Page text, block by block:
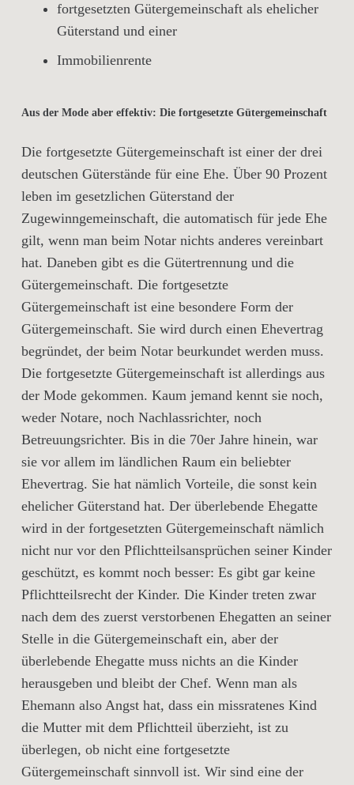
fortgesetzten Gütergemeinschaft als ehelicher
Güterstand und einer
Immobilienrente
Aus der Mode aber effektiv: Die fortgesetzte Gütergemeinschaft
Die fortgesetzte Gütergemeinschaft ist einer der drei
deutschen Güterstände für eine Ehe. Über 90 Prozent
leben im gesetzlichen Güterstand der
Zugewinngemeinschaft, die automatisch für jede Ehe
gilt, wenn man beim Notar nichts anderes vereinbart
hat. Daneben gibt es die Gütertrennung und die
Gütergemeinschaft. Die fortgesetzte
Gütergemeinschaft ist eine besondere Form der
Gütergemeinschaft. Sie wird durch einen Ehevertrag
begründet, der beim Notar beurkundet werden muss.
Die fortgesetzte Gütergemeinschaft ist allerdings aus
der Mode gekommen. Kaum jemand kennt sie noch,
weder Notare, noch Nachlassrichter, noch
Betreuungsrichter. Bis in die 70er Jahre hinein, war
sie vor allem im ländlichen Raum ein beliebter
Ehevertrag. Sie hat nämlich Vorteile, die sonst kein
ehelicher Güterstand hat. Der überlebende Ehegatte
wird in der fortgesetzten Gütergemeinschaft nämlich
nicht nur vor den Pflichtteilsansprüchen seiner Kinder
geschützt, es kommt noch besser: Es gibt gar keine
Pflichtteilsrecht der Kinder. Die Kinder treten zwar
nach dem des zuerst verstorbenen Ehegatten an seiner
Stelle in die Gütergemeinschaft ein, aber der
überlebende Ehegatte muss nichts an die Kinder
herausgeben und bleibt der Chef. Wenn man als
Ehemann also Angst hat, dass ein missratenes Kind
die Mutter mit dem Pflichtteil überzieht, ist zu
überlegen, ob nicht eine fortgesetzte
Gütergemeinschaft sinnvoll ist. Wir sind eine der